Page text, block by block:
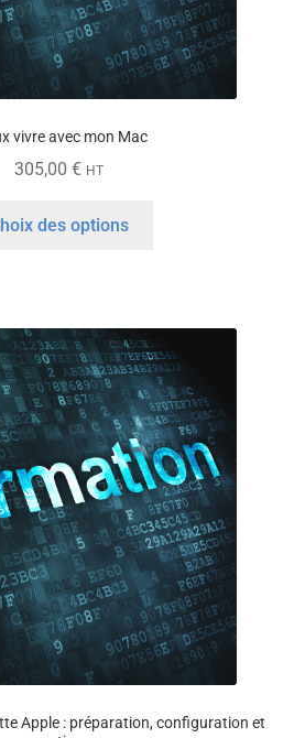
vivre avec mon Mac
305,00 € HT
des options
variations.
Les
options
peuvent
être
choisies
sur
la
page
du
produit
Apple : préparation, configuration et